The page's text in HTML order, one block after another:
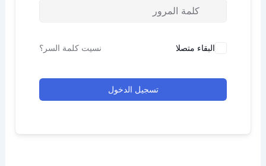
البقاء متصلا نسيت كلمة السر؟
تسجيل الدخول